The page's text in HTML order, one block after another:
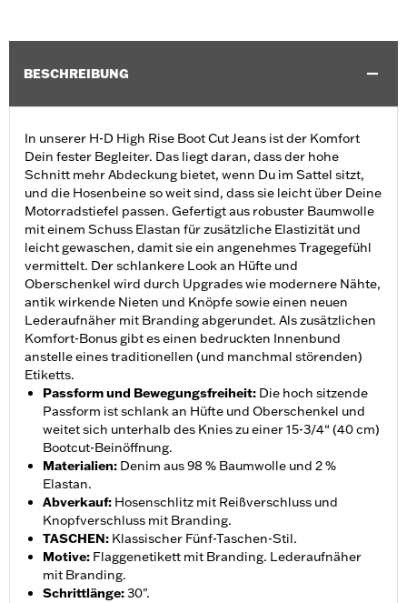
BESCHREIBUNG
In unserer H-D High Rise Boot Cut Jeans ist der Komfort
Dein fester Begleiter. Das liegt daran, dass der hohe
Schnitt mehr Abdeckung bietet, wenn Du im Sattel sitzt,
und die Hosenbeine so weit sind, dass sie leicht über Deine
Motorradstiefel passen. Gefertigt aus robuster Baumwolle
mit einem Schuss Elastan für zusätzliche Elastizität und
leicht gewaschen, damit sie ein angenehmes Tragegefühl
vermittelt. Der schlankere Look an Hüfte und
Oberschenkel wird durch Upgrades wie modernere Nähte,
antik wirkende Nieten und Knöpfe sowie einen neuen
Lederaufnäher mit Branding abgerundet. Als zusätzlichen
Komfort-Bonus gibt es einen bedruckten Innenbund
anstelle eines traditionellen (und manchmal störenden)
Etiketts.
Passform und Bewegungsfreiheit: Die hoch sitzende
Passform ist schlank an Hüfte und Oberschenkel und
weitet sich unterhalb des Knies zu einer 15-3/4“ (40 cm)
Bootcut-Beinöffnung.
Materialien: Denim aus 98 % Baumwolle und 2 %
Elastan.
Abverkauf: Hosenschlitz mit Reißverschluss und
Knopfverschluss mit Branding.
TASCHEN: Klassischer Fünf-Taschen-Stil.
Motive: Flaggenetikett mit Branding. Lederaufnäher
mit Branding.
Schrittlänge:30".